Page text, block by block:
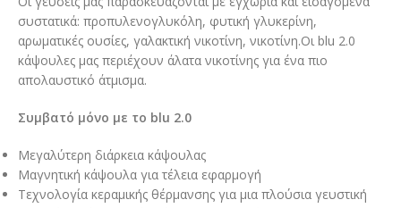
συστατικά: προπυλενογλυκόλη, φυτική γλυκερίνη,
αρωματικές ουσίες, γαλακτική νικοτίνη, νικοτίνη.Οι blu 2.0
κάψουλες μας περιέχουν άλατα νικοτίνης για ένα πιο
απολαυστικό άτμισμα.
Συμβατό μόνο με το blu 2.0
Μεγαλύτερη διάρκεια κάψουλας
Μαγνητική κάψουλα για τέλεια εφαρμογή
Τεχνολογία κεραμικής θέρμανσης για μια πλούσια γευστική